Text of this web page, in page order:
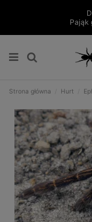
Pająk
Strona główna Hurt